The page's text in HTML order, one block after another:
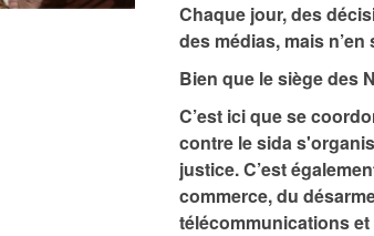
Chaque jour, des
des médias, mais
Bien que le siège des
C’est ici que se
contre le sida
justice. C’est
commerce, du
télécommunications